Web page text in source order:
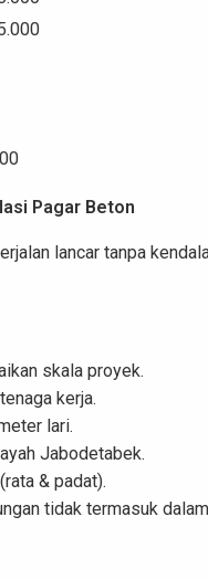
Pagar Beton
lancar tanpa
skala proyek.
kerja.
lari.
Jabodetabek.
& padat).
tidak termasuk